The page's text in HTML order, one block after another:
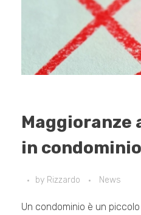
Maggioranze
in condominio
by Rizzardo News
Un condominio è un